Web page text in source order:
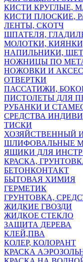
КИСТИ КРУГЛЫЕ,
КИСТИ ПЛОСКИЕ,
ЛЕНТЫ, СКОТЧ
ШПАТЕЛЯ,
МОЛОТКИ,
НАПИЛЬНИКИ,
НОЖНИЦЫ ПО
НОЖОВКИ И
ОТВЕРТКИ
ПАССАТИЖИ,
ПИСТОЛЕТЫ ДЛЯ
РУБАНКИ И
СРЕДСТВА
ТИСКИ
ХОЗЯЙСТВЕННЫЙ
ШЛИФОВАЛЬНЫЕ
ЯЩИКИ ДЛЯ
КРАСКА,
БЕТОНКОНТАКТ
БЫТОВАЯ ХИМИЯ
ГЕРМЕТИК
ГРУНТОВКА,
ЖИДКИЕ ГВОЗДИ
ЖИДКОЕ СТЕКЛО
ЗАЩИТА ДЕРЕВА
КЛЕЙ,ПВА
КОЛЕР, КОЛОРАНТ
КРАСКА